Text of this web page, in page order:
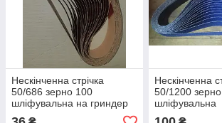
Нескінченна стрічка
50/686 зерно 100
шліфувальна на гриндер
Нескінченна
50/1200
шліфувальна